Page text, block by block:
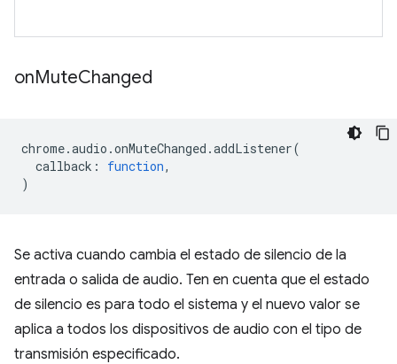
onMuteChanged
chrome.audio .onMuteChanged .addListener(
callback : function,
)
Se activa cuando cambia el estado de silencio de la
entrada o salida de audio. Ten en cuenta que el estado
de silencio es para todo el sistema y el nuevo valor se
aplica a todos los dispositivos de audio con el tipo de
transmisión especificado.